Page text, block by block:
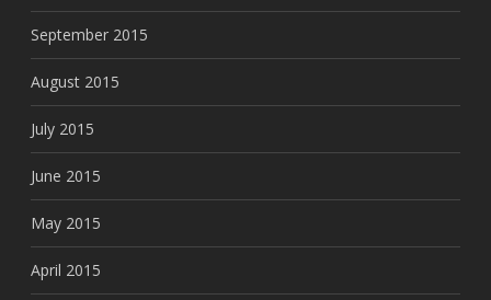
September 2015
August 2015
July 2015
June 2015
May 2015
April 2015